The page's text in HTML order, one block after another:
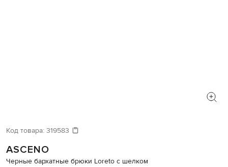
Код товара: 319583
ASCENO
Черные бархатные брюки Loreto с шелком